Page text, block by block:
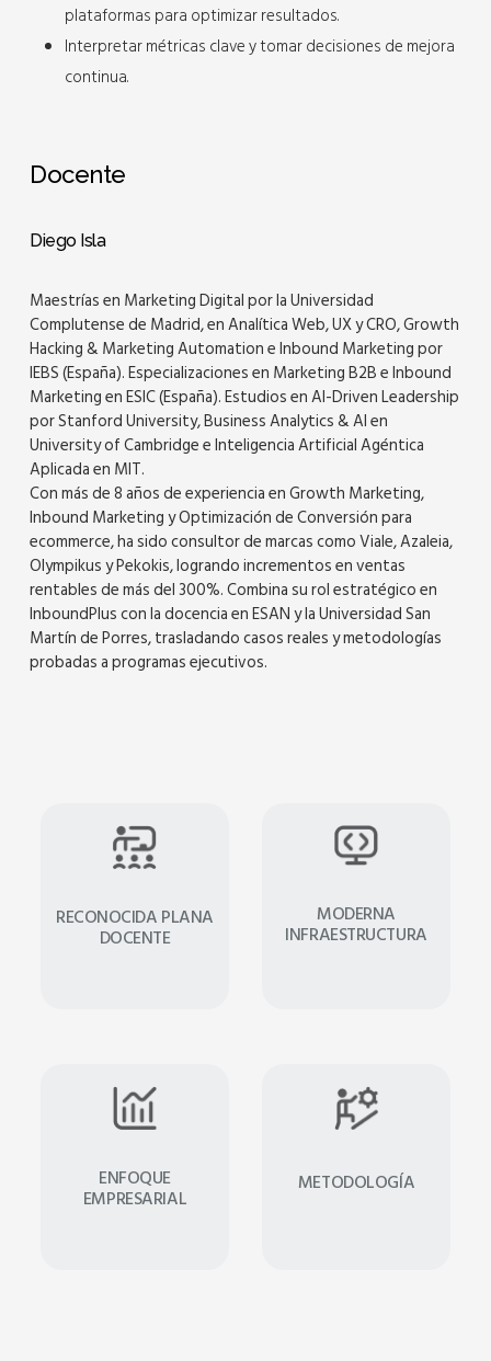
plataformas para optimizar resultados.
Interpretar métricas clave y tomar decisiones de mejora
continua.
Docente
Diego Isla
Maestrías en Marketing Digital por la Universidad
Complutense de Madrid, en Analítica Web, UX y CRO, Growth
Hacking & Marketing Automation e Inbound Marketing por
IEBS (España). Especializaciones en Marketing B2B e Inbound
Marketing en ESIC (España). Estudios en AI-Driven Leadership
por Stanford University, Business Analytics & AI en
University of Cambridge e Inteligencia Artificial Agéntica
Aplicada en MIT.
Con más de 8 años de experiencia en Growth Marketing,
Inbound Marketing y Optimización de Conversión para
ecommerce, ha sido consultor de marcas como Viale, Azaleia,
Olympikus y Pekokis, logrando incrementos en ventas
rentables de más del 300%. Combina su rol estratégico en
InboundPlus con la docencia en ESAN y la Universidad San
Martín de Porres, trasladando casos reales y metodologías
probadas a programas ejecutivos.
RECONOCIDA PLANA
DOCENTE
MODERNA
INFRAESTRUCTURA
ENFOQUE
EMPRESARIAL
METODOLOGÍA